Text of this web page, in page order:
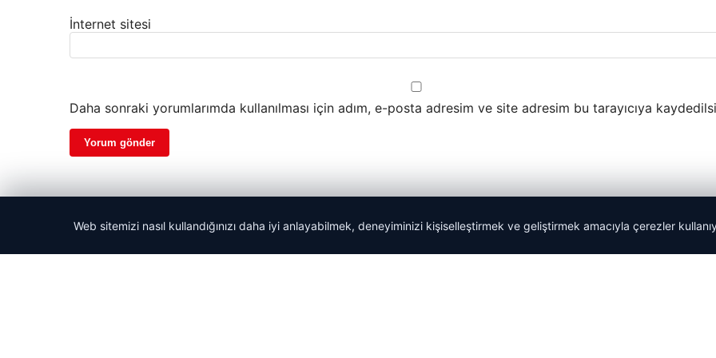
İnternet sitesi
Daha sonraki yorumlarımda kullanılması için adım, e-posta adresim ve site adresim bu tarayıcıya
Web sitemizi nasıl kullandığınızı daha iyi anlayabilmek, deneyiminizi kişiselleştirmek ve geliştirmek amacıyla çerezler